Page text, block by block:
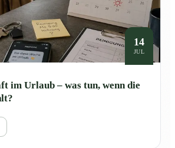
14
JUL
im Urlaub – was tun, wenn die